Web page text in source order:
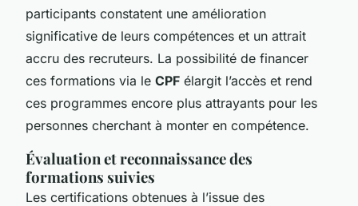
participants constatent une amélioration
significative de leurs compétences et un attrait
accru des recruteurs. La possibilité de financer
ces formations via le CPF élargit l’accès et rend
ces programmes encore plus attrayants pour les
personnes cherchant à monter en compétence.
Évaluation et reconnaissance des
formations suivies
Les certifications obtenues à l’issue des